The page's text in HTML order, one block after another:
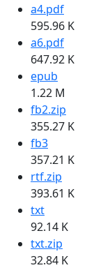
a4.pdf
595.96 K
a6.pdf
647.92 K
epub
1.22 M
fb2.zip
355.27 K
fb3
357.21 K
rtf.zip
393.61 K
txt
92.14 K
txt.zip
32.84 K